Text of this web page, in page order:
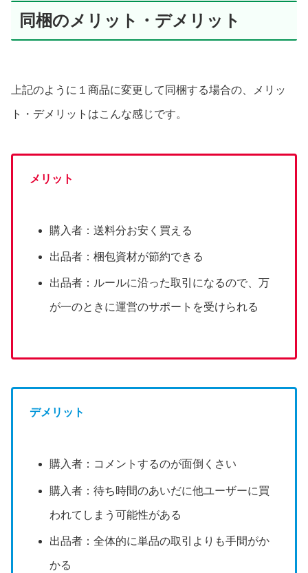
同梱のメリット・デメリット
上記のように１商品に変更して同梱する場合の、メリッ
ト・デメリットはこんな感じです。
メリット
購入者：送料分お安く買える
出品者：梱包資材が節約できる
出品者：ルールに沿った取引になるので、万
が一のときに運営のサポートを受けられる
デメリット
購入者：コメントするのが面倒くさい
購入者：待ち時間のあいだに他ユーザーに買
われてしまう可能性がある
出品者：全体的に単品の取引よりも手間がか
かる